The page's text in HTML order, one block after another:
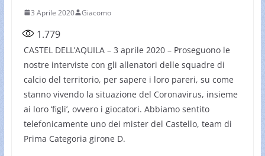
3 Aprile 2020 Giacomo
1.779
CASTEL DELL’AQUILA – 3 aprile 2020 – Proseguono le
nostre interviste con gli allenatori delle squadre di
calcio del territorio, per sapere i loro pareri, su come
stanno vivendo la situazione del Coronavirus, insieme
ai loro ‘figli’, ovvero i giocatori. Abbiamo sentito
telefonicamente uno dei mister del Castello, team di
Prima Categoria girone D.